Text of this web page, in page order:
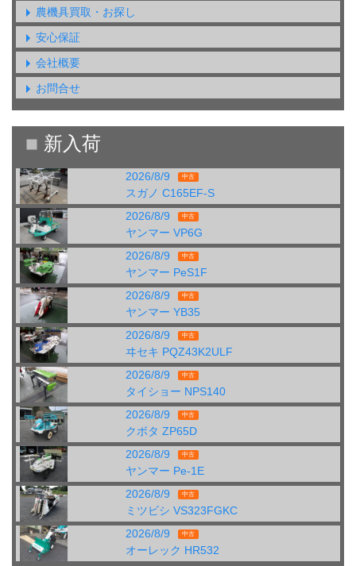
農機具買取・お探し
安心保証
会社概要
お問合せ
2026/8/9 中古
スガノ C165EF-S
2026/8/9
中古
ヤンマー VP6G
2026/8/9
中古
ヤンマー PeS1F
2026/8/9
中古
ヤンマー YB35
2026/8/9
中古
ヰセキ PQZ43K2ULF
2026/8/9
中古
タイショー NPS140
2026/8/9
中古
クボタ ZP65D
2026/8/9
中古
ヤンマー Pe-1E
2026/8/9
中古
ミツビシ VS323FGKC
2026/8/9
中古
オーレック HR532